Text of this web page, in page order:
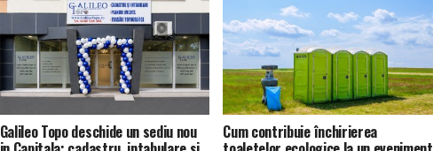
Galileo Topo deschide un sediu nou Cum contribuie închirierea